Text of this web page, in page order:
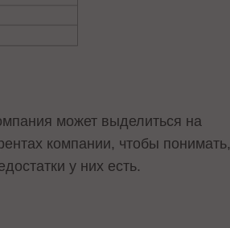
может выделиться на
компании, чтобы понимать,
у них есть.